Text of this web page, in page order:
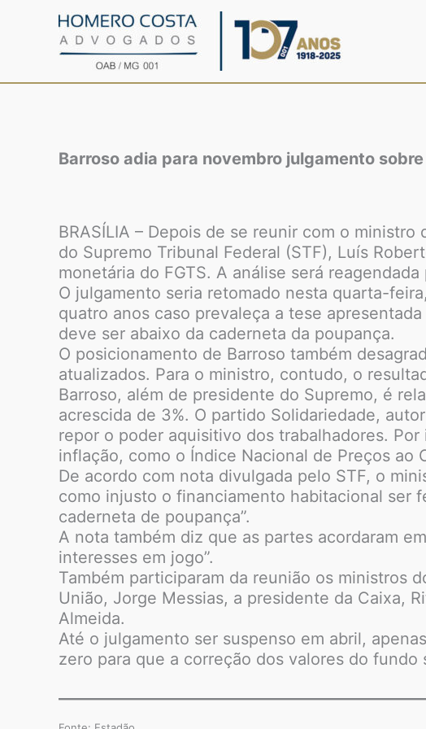
Barroso adia para novembro julgamento
BRASÍLIA – Depois de se reunir com o
do Supremo Tribunal Federal (STF), Luís
monetária do FGTS. A análise será
O julgamento seria retomado nesta quarta-
quatro anos caso prevaleça a tese
deve ser abaixo da caderneta da poupança.
O posicionamento de Barroso também
atualizados. Para o ministro, contudo, o
Barroso, além de presidente do Supremo, é
acrescida de 3%. O partido Solidariedade,
repor o poder aquisitivo dos trabalhadores.
inflação, como o Índice Nacional de Preços ao
De acordo com nota divulgada pelo STF, o
como injusto o financiamento habitacional ser
caderneta de poupança”.
A nota também diz que as partes acordaram
interesses em jogo”.
Também participaram da reunião os ministros
União, Jorge Messias, a presidente da Caixa,
Almeida.
Até o julgamento ser suspenso em abril,
zero para que a correção dos valores do